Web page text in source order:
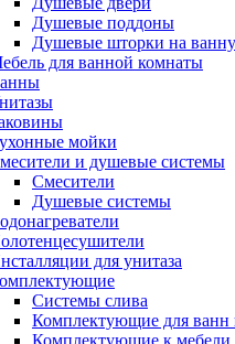
Душевые поддоны
Душевые шторки на ванну
для ванной комнаты
мойки
и душевые системы
Смесители
Душевые системы
для унитаза
Системы слива
Комплектующие для ванн
Комплектующие к